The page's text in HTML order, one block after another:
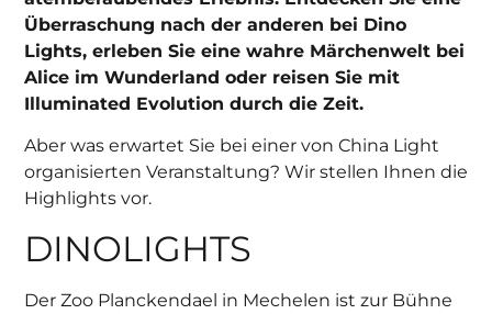
Überraschung nach der anderen bei Dino
Lights, erleben Sie eine wahre Märchenwelt bei
Alice im Wunderland oder reisen Sie mit
Illuminated Evolution durch die Zeit.
Aber was erwartet Sie bei einer von China Light
organisierten Veranstaltung? Wir stellen Ihnen die
Highlights vor.
DINOLIGHTS
Der Zoo Planckendael in Mechelen ist zur Bühne